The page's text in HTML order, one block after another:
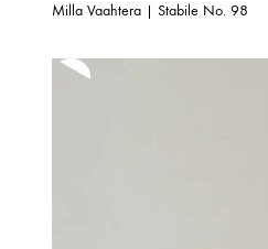
Milla Vaahtera | Stabile No. 98